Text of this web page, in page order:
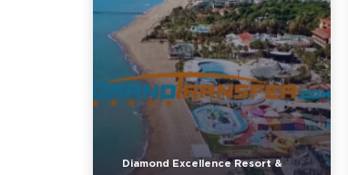
Diamond Excellence Resort &